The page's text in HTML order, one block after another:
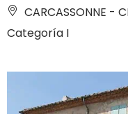
CARCASSONNE -
Categoría I